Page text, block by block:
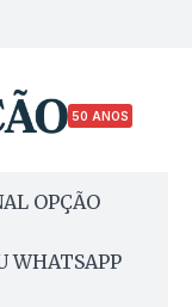
50 ANOS
OPÇÃO
WHATSAPP